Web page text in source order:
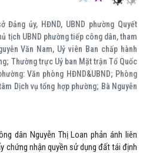
Đảng ủy, HĐND, UBND phường Quyết
tịch UBND phường tiếp công dân, tham
Văn Nam, Uỷ viên Ban chấp hành
Thường trực Uỷ ban Mặt trận Tổ Quốc
Văn phòng HĐND&UBND; Phòng
Dịch vụ tổng hợp phường; Bà Nguyễn
dân Nguyễn Thị Loan phản ánh liên
chứng nhận quyền sử dụng đất tái định